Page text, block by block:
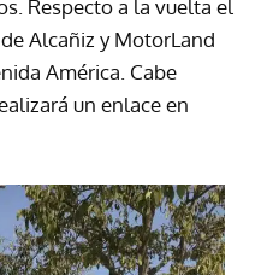
Respecto a la vuelta el
Alcañiz y MotorLand
América. Cabe
un enlace en